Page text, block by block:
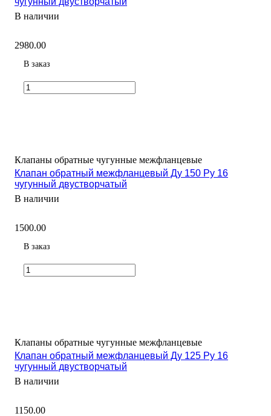
В наличии
2980.00
В заказ
Клапаны обратные чугунные межфланцевые
Клапан обратный межфланцевый Ду 150 Ру 16
чугунный двустворчатый
В наличии
1500.00
В заказ
Клапаны обратные чугунные межфланцевые
Клапан обратный межфланцевый Ду 125 Ру 16
чугунный двустворчатый
В наличии
1150.00